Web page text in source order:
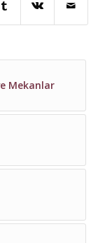
Mekanlar